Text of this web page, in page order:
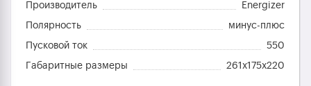
Производитель Energizer
Полярность минус-плюс
Пусковой ток 550
Габаритные размеры 261x175x220